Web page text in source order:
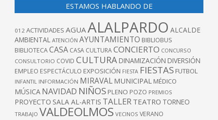
ESTAMOS HABLANDO DE
012 ACTIVIDADES AGUA ALALPARDO ALCALDE
AMBIENTAL ATENCIÓN AYUNTAMIENTO BIBLIOBUS
BIBLIOTECACASA CASA CULTURACONCIERTO CONCURSO
CONSULTORIO COVID CULTURA DINAMIZACIÓN DIVERSIÓN
EMPLEO ESPECTÁCULO EXPOSICIÓN FIESTA FIESTAS FUTBOL
INFANTIL INFORMACIÓN MIRAVAL MUNICIPAL MÉDICO
MÚSICA NAVIDAD NIÑOS PLENO POZO PREMIOS
PROYECTO SALA AL-ARTIS TALLER TEATRO TORNEO
TRABAJO VALDEOLMOS VECINOS VERANO